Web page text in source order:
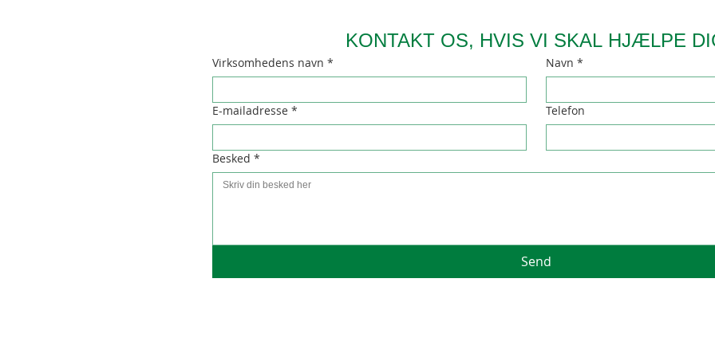
KONTAKT OS, HVIS VI SKAL HJÆLPE
Virksomhedens navn * Navn *
E-mailadresse * Telefon
Besked *
Send